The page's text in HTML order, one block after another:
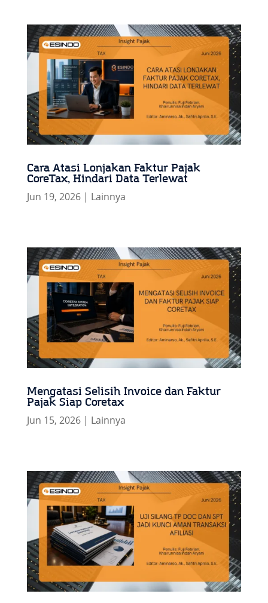
Cara Atasi Lonjakan Faktur Pajak
CoreTax, Hindari Data Terlewat
Jun 19, 2026| Lainnya
Mengatasi Selisih Invoice dan Faktur
Pajak Siap Coretax
Jun 15, 2026| Lainnya